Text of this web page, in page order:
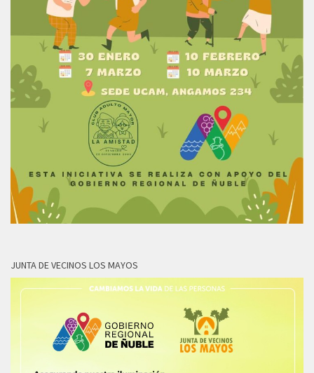
JUNTA DE VECINOS LOS MAYOS